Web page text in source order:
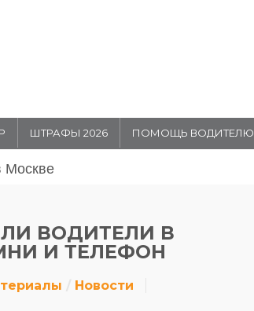
ШТРАФЫ 2026 ПОМОЩЬ ВОДИТЕЛЮ
Москве
ВОДИТЕЛИ В
И ТЕЛЕФОН
Новости